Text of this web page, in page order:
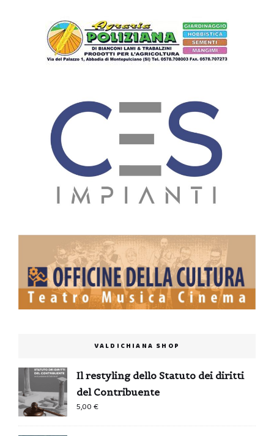
VALDICHIANA SHOP
Il restyling dello Statuto dei diritti
del Contribuente
5,00€